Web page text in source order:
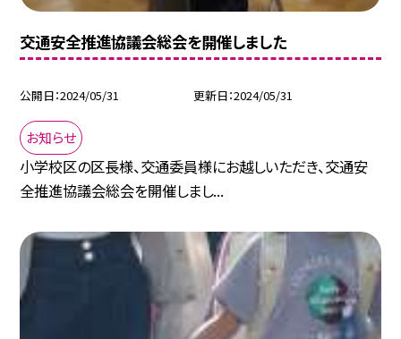
交通安全推進協議会総会を開催しました
公開日 2024/05/31 更新日 2024/05/31
お知らせ
小学校区の区長様、交通委員様にお越しいただき、交通安
全推進協議会総会を開催しまし...